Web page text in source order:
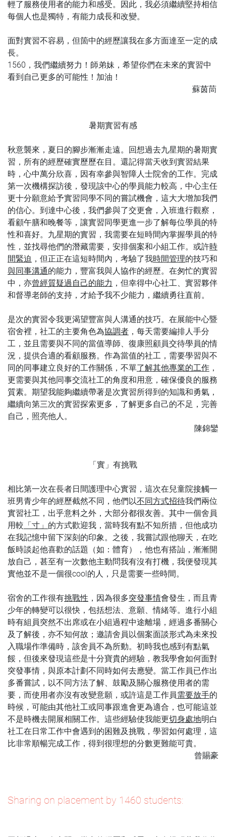
輕了服務使用者的能力和感受。因此，我必須繼續堅持相信
每個人也是獨特，有能力成長和改變。
面對實習不容易，但箇中的經歷讓我在多方面達至一定的成
長。
1560，我們繼續努力！師弟妹，希望你們在未來的實習中
看到自己更多的可能性！加油！
蘇茵茼
暑期實習有感
秋意襲來，夏日的腳步漸漸走遠。回想過去九星期的暑期實
習，所有的經歷確實歷歷在目。還記得當天收到實習結果
時，心中萬分欣喜，因有幸參與智障人士院舍的工作。完成
第一次機構探訪後，發現該中心的學員能力較高，中心主任
更十分願意給予實習同學不同的嘗試機會，這大大增加我們
的信心。到達中心後，我們參與了交更會，入班進行觀察，
看顧午膳和晚餐等，讓實習同學更進一步了解每位學員的特
性和喜好。九星期的實習，我需要在短時間內掌握學員的特
性，並找尋他們的潛藏需要，安排個案和小組工作。或許時
間緊迫 ，但正正在這短時間內，考驗了我時間管理的技巧和
與同事溝通的能力，豐富我與人協作的經歷。在匆忙的實習
中，亦曾經質疑過自己的能力 ，但幸得中心社工、實習夥伴
和督導老師的支持，才給予我不少能力，繼續勇往直前。
是次的實習令我更渴望豐富與人溝通的技巧。在展能中心暨
宿舍裡，社工的主要角色為協調者 ，每天需要編排人手分
工，並且需要與不同的當值導師、復康照顧員交待學員的情
況，提供合適的看顧服務。作為當值的社工，需要學習與不
同的同事建立良好的工作關係，不單了解其他專業的工作 ，
更需要與其他同事交流社工的角度和用意，確保優良的服務
質素。期望我能夠繼續帶著是次實習所得到的知識和勇氣，
繼續向第三次的實習探索更多，了解更多自己的不足，完善
自己，照亮他人。
陳錦鑾
「實」有挑戰
相比第一次在長者日間護理中心實習，這次在兒童院接觸一
班男青少年的經歷截然不同，他們以不同方式招待我們兩位
實習社工，出乎意料之外，大部分都很友善。其中一個舍員
用較 「寸」 的方式歡迎我，當時我有點不知所措，但他成功
在我記憶中留下深刻的印象。之後，我嘗試跟他聊天，在吃
飯時談起他喜歡的話題（如：體育），他也有搭訕，漸漸開
放自己，甚至有一次數他主動問我有沒有打機，我便發現其
實他並不是一個很cool的人，只是需要一些時間。
宿舍的工作很有挑戰性 ，因為很多突發事情會發生，而且青
少年的轉變可以很快，包括想法、意願、情緒等。進行小組
時有組員突然不出席或在小組過程中途離場，經過多番關心
及了解後，亦不知何故；邀請舍員以個案面談形式為未來投
入職場作準備時，該舍員不為所動。初時我也感到有點氣
餒，但後來發現這些是十分寶貴的經驗，教我學會如何面對
突發事情，與原本計劃不同時如何去應變。當工作員已作出
多番嘗試，以不同方法了解、鼓勵及關心服務使用者的需
要，而使用者亦沒有改變意願，或許這是工作員需要放手的
時候，可能由其他社工或同事跟進會更為適合，也可能這並
不是時機去開展相關工作。這些經驗使我能更切身處地明白
社工在日常工作中會遇到的困難及挑戰，學習如何處理，這
比非常順暢完成工作，得到很理想的分數更難能可貴。
曾賜豪
Sharing on placement by 1460 students: